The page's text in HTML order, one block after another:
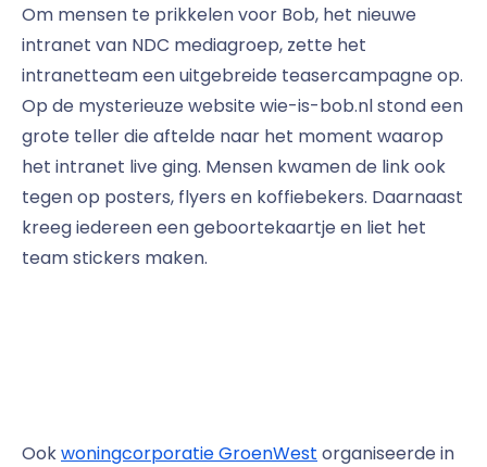
Om mensen te prikkelen voor Bob, het nieuwe
intranet van NDC mediagroep, zette het
intranetteam een uitgebreide teasercampagne op.
Op de mysterieuze website wie-is-bob.nl stond een
grote teller die aftelde naar het moment waarop
het intranet live ging. Mensen kwamen de link ook
tegen op posters, flyers en koffiebekers. Daarnaast
kreeg iedereen een geboortekaartje en liet het
team stickers maken.
Ookwoningcorporatie GroenWest organiseerde in